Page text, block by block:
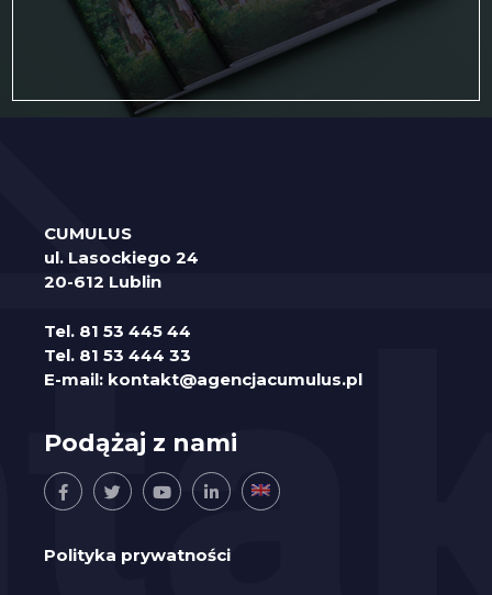
CUMULUS
ul. Lasockiego 24
20-612 Lublin
Tel. 81 53 445 44
Tel. 81 53 444 33
E-mail: kontakt@agencjacumulus.pl
Podążaj z nami
Polityka prywatności